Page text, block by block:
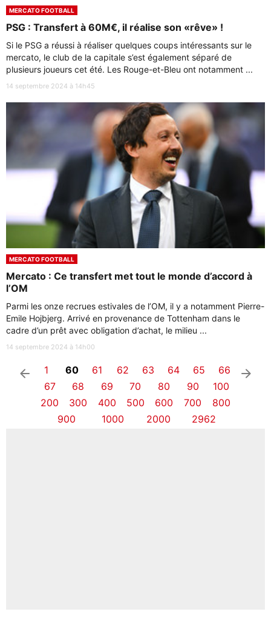
MERCATO FOOTBALL
PSG : Transfert à 60M€, il réalise son «rêve» !
Si le PSG a réussi à réaliser quelques coups intéressants sur le
mercato, le club de la capitale s’est également séparé de
plusieurs joueurs cet été. Les Rouge-et-Bleu ont notamment ...
14 septembre 2024 à 14h45
MERCATO FOOTBALL
Mercato : Ce transfert met tout le monde d’accord à
l’OM
Parmi les onze recrues estivales de l’OM, il y a notamment Pierre-
Emile Hojbjerg. Arrivé en provenance de Tottenham dans le
cadre d’un prêt avec obligation d’achat, le milieu ...
14 septembre 2024 à 14h00
arrow_left 1 60 61 62 63 64 65
66
67
68 69 70 80 90
100
200
300 400 500 600 700
800
900
1000 2000 2962
arrow_right